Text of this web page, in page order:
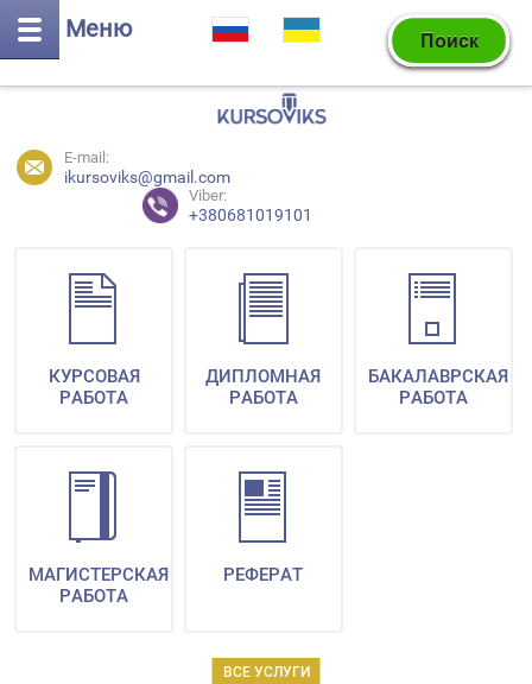
Меню
E-mail:
ikursoviks@gmail.com
Viber:
+380681019101
ВСЕ УСЛУГИ
КУРСОВАЯ
РАБОТА
ДИПЛОМНАЯ
РАБОТА
БАКАЛАВРСКАЯ
РАБОТА
МАГИСТЕРСКАЯ
РАБОТА
РЕФЕРАТ